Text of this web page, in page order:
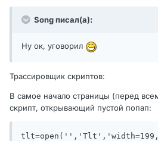
Song писал(а):
Ну ок, уговорил
Трассировщик скриптов:
В самое начало страницы (перед
скрипт, открывающий пустой попап: